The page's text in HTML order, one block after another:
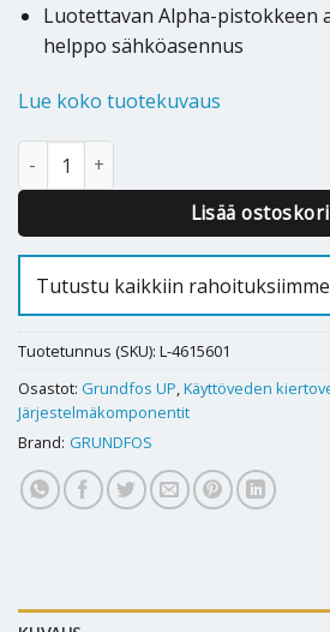
Luotettavan Alpha-pistokkeen
helppo sähköasennus
Lue koko tuotekuvaus
Käyttövesipumppu Grundfos UP 15-
Lisää
Tutustu kaikkiin
Tuotetunnus (SKU): L-4615601
Osastot: Grundfos UP,Käyttöveden
Järjestelmäkomponentit
Brand: GRUNDFOS